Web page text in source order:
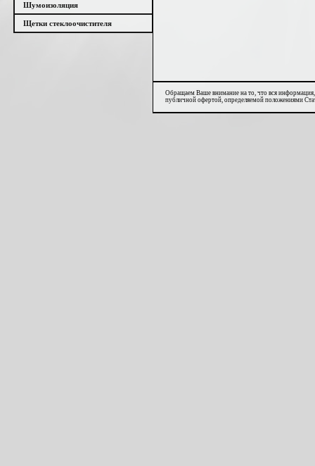
Шумоизоляция
Щетки стеклоочистителя
Обращаем Ваше внимание на то, что вся
публичной офертой, определяемой положениями